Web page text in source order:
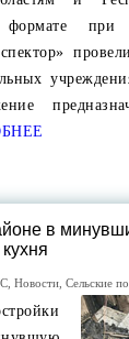
формате
в
Новости Сельские